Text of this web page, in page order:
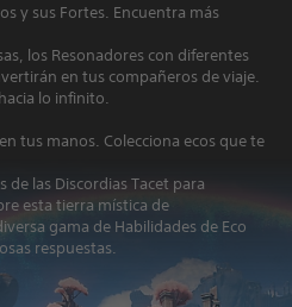
y sus Fortes. Encuentra más
los Resonadores con diferentes
en tus compañeros de viaje.
lo infinito.
tus manos. Colecciona ecos que te
las Discordias Tacet para
esta tierra mística de
gama de Habilidades de Eco
respuestas.